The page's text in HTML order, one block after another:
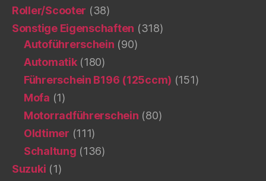
Roller/Scooter (38)
Sonstige Eigenschaften (318)
Autoführerschein (90)
Automatik(180)
Führerschein B196 (125ccm) (151)
Mofa (1)
Motorradführerschein (80)
Oldtimer (111)
Schaltung (136)
Suzuki (1)